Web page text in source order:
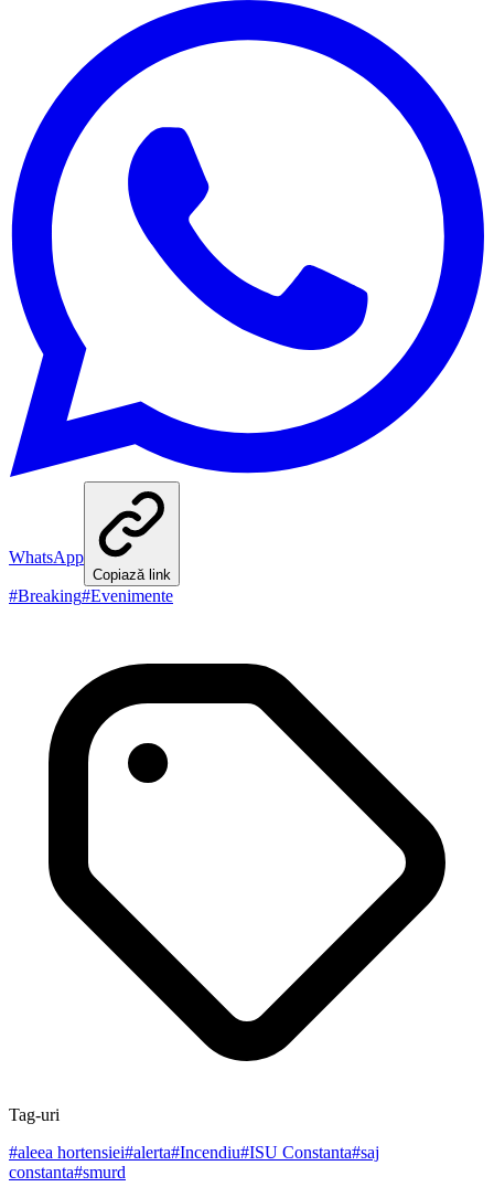
WhatsApp
Copiază link
#Breaking#Evenimente
Tag-uri
#aleea hortensiei#alerta#Incendiu#ISU Constanta#saj
constanta#smurd